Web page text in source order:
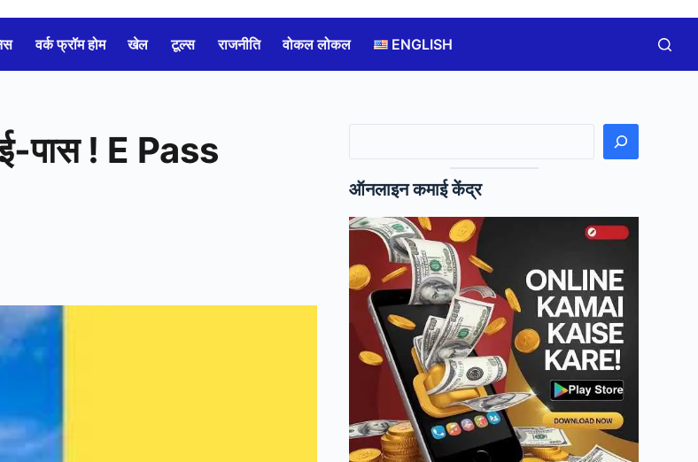
वर्क फ्रॉम होम खेल टूल्स राजनीति वोकल लोकल ENGLISH
पास ! E Pass
ऑनलाइन कमाई केंद्र